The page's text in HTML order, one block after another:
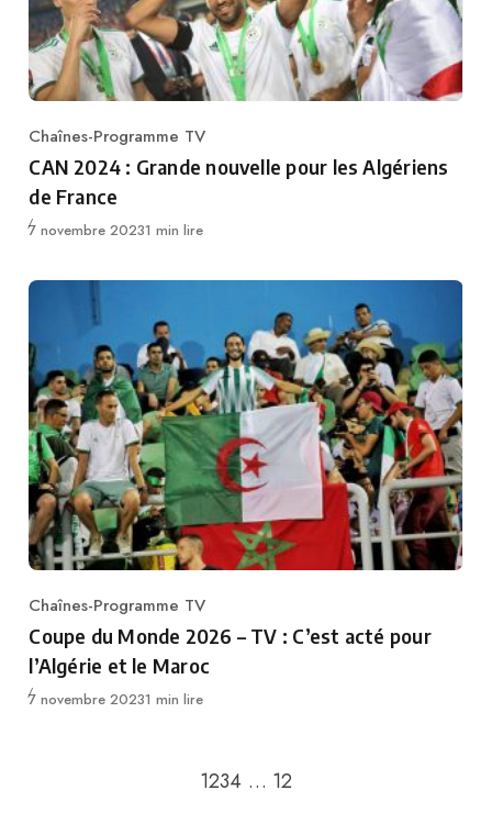
Category
Chaînes-Programme TV
CAN 2024 : Grande nouvelle pour les Algériens
de France
Publié
7 novembre 20231 min lire
Category
Chaînes-Programme TV
Coupe du Monde 2026 – TV : C’est acté pour
l’Algérie et le Maroc
Publié
7 novembre 20231 min lire
Retour à la page précédente
1234 … 12